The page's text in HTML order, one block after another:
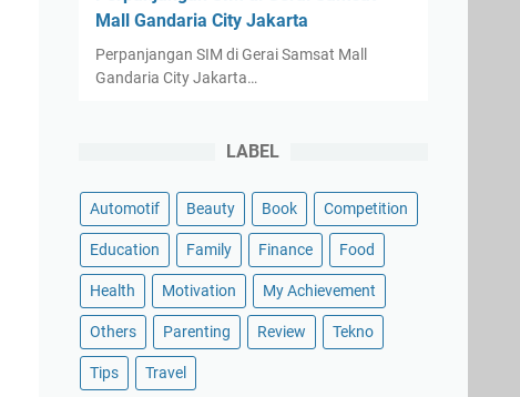
Mall Gandaria City Jakarta
Perpanjangan SIM di Gerai Samsat Mall
Gandaria City Jakarta…
LABEL
Automotif Beauty Book Competition
Education Family Finance Food
Health Motivation My Achievement
Others Parenting Review Tekno
Tips Travel